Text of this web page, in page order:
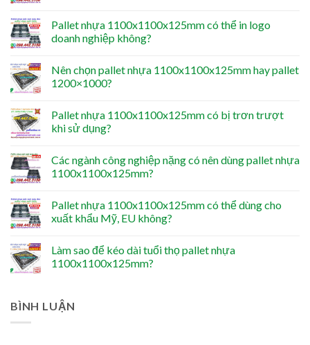
Pallet nhựa 1100x1100x125mm có thể in logo
doanh nghiệp không?
Nên chọn pallet nhựa 1100x1100x125mm hay pallet
1200×1000?
Pallet nhựa 1100x1100x125mm có bị trơn trượt
khi sử dụng?
Các ngành công nghiệp nặng có nên dùng pallet nhựa
1100x1100x125mm?
Pallet nhựa 1100x1100x125mm có thể dùng cho
xuất khẩu Mỹ, EU không?
Làm sao để kéo dài tuổi thọ pallet nhựa
1100x1100x125mm?
BÌNH LUẬN